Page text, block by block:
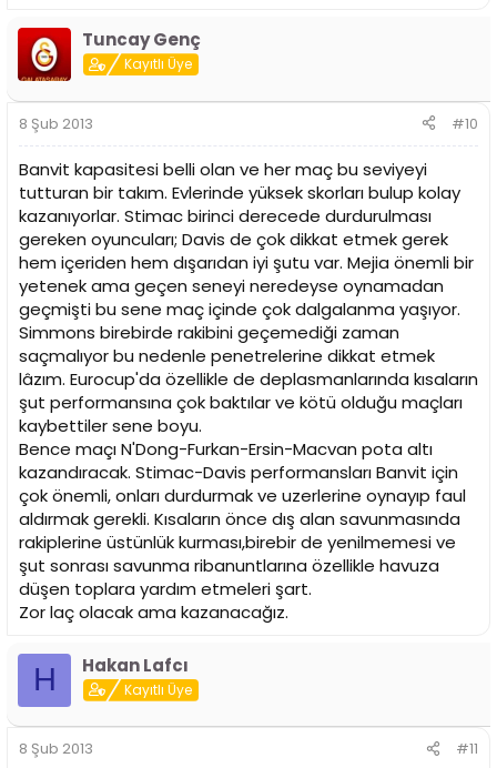
Tuncay Genç
Kayıtlı Üye
8 Şub 2013 #10
Banvit kapasitesi belli olan ve her maç bu seviyeyi
tutturan bir takım. Evlerinde yüksek skorları bulup kolay
kazanıyorlar. Stimac birinci derecede durdurulması
gereken oyuncuları; Davis de çok dikkat etmek gerek
hem içeriden hem dışarıdan iyi şutu var. Mejia önemli bir
yetenek ama geçen seneyi neredeyse oynamadan
geçmişti bu sene maç içinde çok dalgalanma yaşıyor.
Simmons birebirde rakibini geçemediği zaman
saçmalıyor bu nedenle penetrelerine dikkat etmek
lâzım. Eurocup'da özellikle de deplasmanlarında kısaların
şut performansına çok baktılar ve kötü olduğu maçları
kaybettiler sene boyu.
Bence maçı N'Dong-Furkan-Ersin-Macvan pota altı
kazandıracak. Stimac-Davis performansları Banvit için
çok önemli, onları durdurmak ve uzerlerine oynayıp faul
aldırmak gerekli. Kısaların önce dış alan savunmasında
rakiplerine üstünlük kurması,birebir de yenilmemesi ve
şut sonrası savunma ribanuntlarına özellikle havuza
düşen toplara yardım etmeleri şart.
Zor laç olacak ama kazanacağız.
H Hakan Lafcı
Kayıtlı Üye
8 Şub 2013 #11